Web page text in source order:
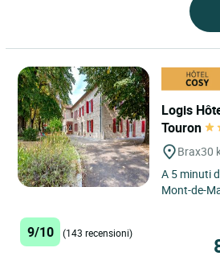
Logis
Touron
Brax30
A 5 minuti
Mont-de-
Carine e
9/10 (143 recensioni)